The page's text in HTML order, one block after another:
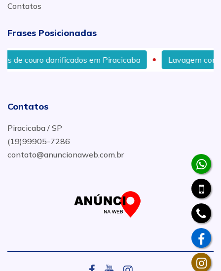
Contatos
Frases Posicionadas
em Piracicaba Lavagem completa de carro em
Contatos
Piracicaba / SP
(19)99905-7286
contato@anuncionaweb.com.br